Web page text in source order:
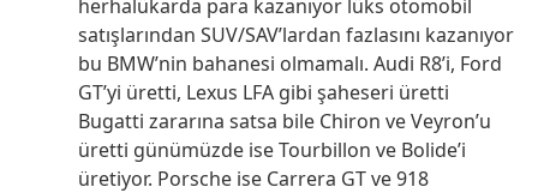
herhalükarda para kazanıyor lüks otomobil
satışlarından SUV/SAV’lardan fazlasını kazanıyor
bu BMW’nin bahanesi olmamalı. Audi R8’i, Ford
GT’yi üretti, Lexus LFA gibi şaheseri üretti
Bugatti zararına satsa bile Chiron ve Veyron’u
üretti günümüzde ise Tourbillon ve Bolide’i
üretiyor. Porsche ise Carrera GT ve 918